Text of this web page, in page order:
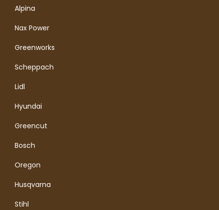
Alpina
Nax Power
Greenworks
Scheppach
Lidl
Hyundai
Greencut
Bosch
Oregon
Husqvarna
Stihl